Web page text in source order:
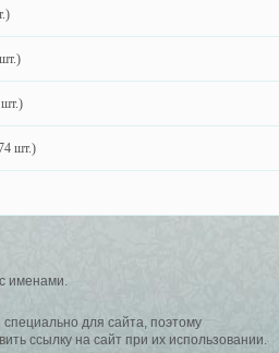
шт.)
именами.
для сайта, поэтому
ссылку на сайт при их использовании.